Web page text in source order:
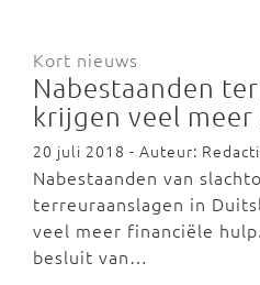
Kort nieuws
Nabestaanden
krijgen veel meer
20 juli 2018 - Auteur:
Nabestaanden van
terreuraanslagen in
veel meer financiële
besluit van…